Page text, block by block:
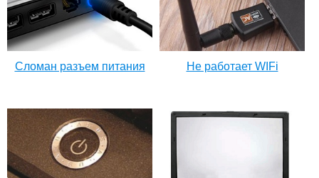
Сломан разъем питания Не работает WIFi